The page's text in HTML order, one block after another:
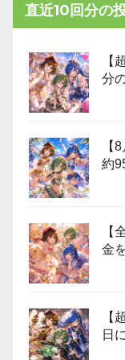
直近10回分の
【
分
【
約
【
金
【
日